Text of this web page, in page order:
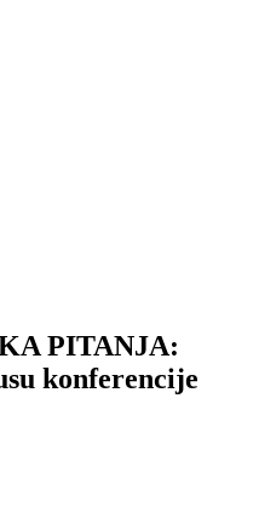
PITANJA:
konferencije